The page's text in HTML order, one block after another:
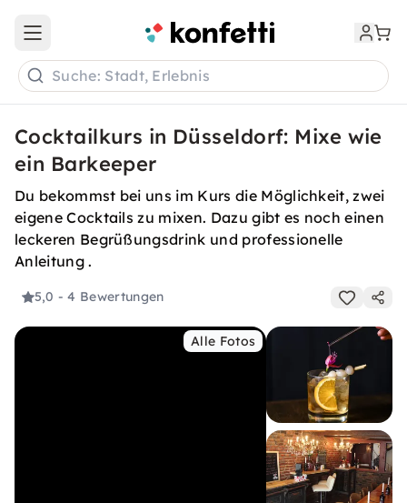
Open main menu
Suche: Stadt, Erlebnis
Cocktailkurs in Düsseldorf: Mixe wie
ein Barkeeper
Du bekommst bei uns im Kurs die Möglichkeit, zwei
eigene Cocktails zu mixen. Dazu gibt es noch einen
leckeren Begrüßungsdrink und professionelle
Anleitung .
5,0 - 4 Bewertungen
Alle Fotos